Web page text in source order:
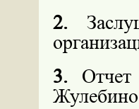
2.
3.
Жулебино